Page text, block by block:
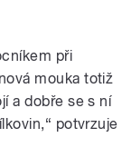
při
mouka totiž
a dobře se s ní
potvrzuje